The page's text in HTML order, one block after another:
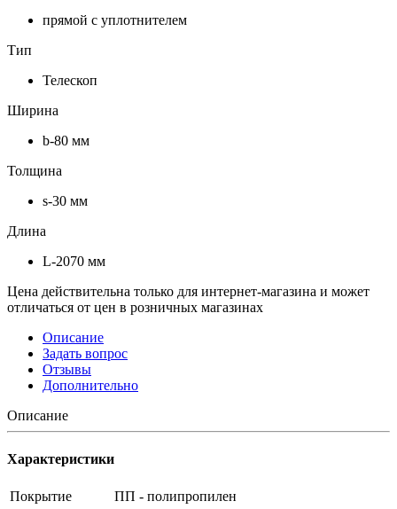
прямой с уплотнителем
Тип
Телескоп
Ширина
b-80 мм
Толщина
s-30 мм
Длина
L-2070 мм
Цена действительна только для интернет-магазина и может
отличаться от цен в розничных магазинах
Описание
Задать вопрос
Отзывы
Дополнительно
Описание
Характеристики
Покрытие
ПП - полипропилен